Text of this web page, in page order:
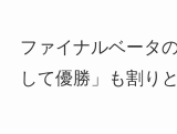
ファイナルベータ
して優勝」も割り